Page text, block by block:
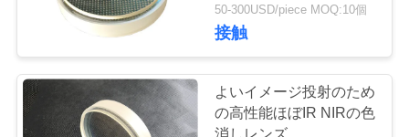
連
絡
50-300USD/piece MOQ:10個
接触
よいイメージ投射のため
の高性能ほぼIR NIRの色
消しレンズ